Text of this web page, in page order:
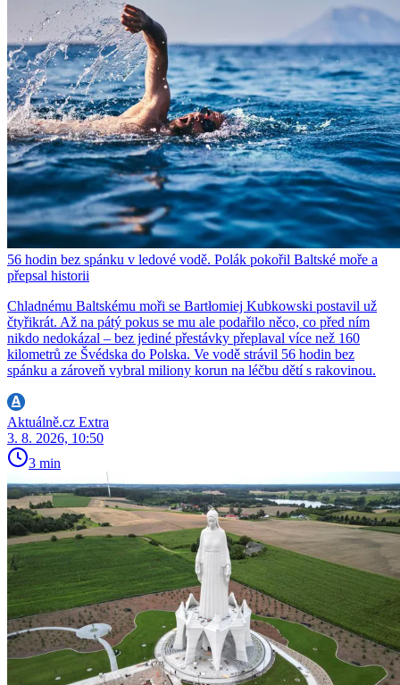
56 hodin bez spánku v ledové vodě. Polák pokořil Baltské moře a
přepsal historii
Chladnému Baltskému moři se Bartłomiej Kubkowski postavil už
čtyřikrát. Až na pátý pokus se mu ale podařilo něco, co před ním
nikdo nedokázal – bez jediné přestávky přeplaval více než 160
kilometrů ze Švédska do Polska. Ve vodě strávil 56 hodin bez
spánku a zároveň vybral miliony korun na léčbu dětí s rakovinou.
Aktuálně.cz Extra
3. 8. 2026, 10:50
3 min